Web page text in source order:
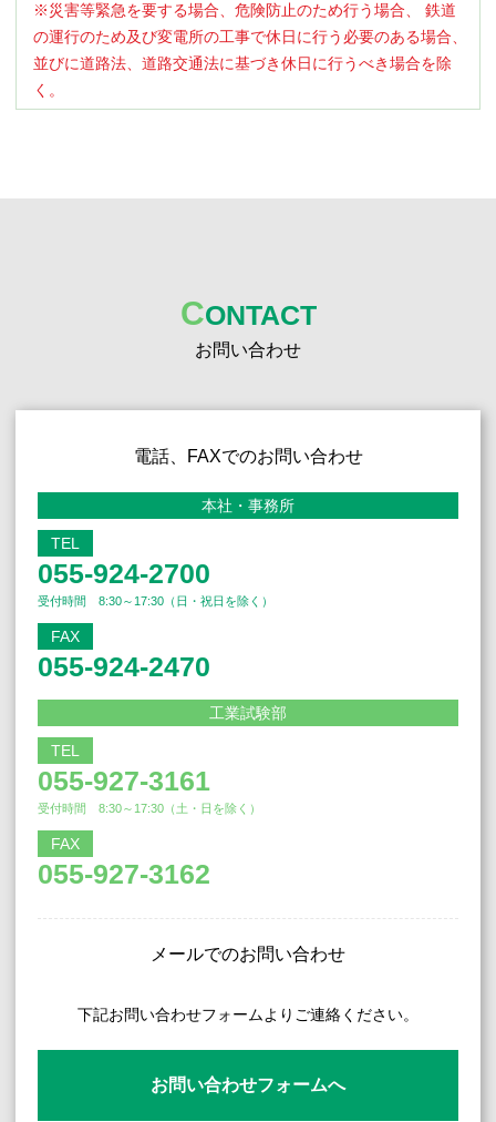
※災害等緊急を要する場合、危険防止のため行う場合、 鉄道
の運行のため及び変電所の工事で休日に行う必要のある場合、
並びに道路法、道路交通法に基づき休日に行うべき場合を除
く。
CONTACT
お問い合わせ
電話、FAXでのお問い合わせ
本社・事務所
TEL
055-924-2700
受付時間 8:30～17:30（日・祝日を除く）
FAX
055-924-2470
工業試験部
TEL
055-927-3161
受付時間 8:30～17:30（土・日を除く）
FAX
055-927-3162
メールでのお問い合わせ
下記お問い合わせフォームよりご連絡ください。
お問い合わせフォームへ